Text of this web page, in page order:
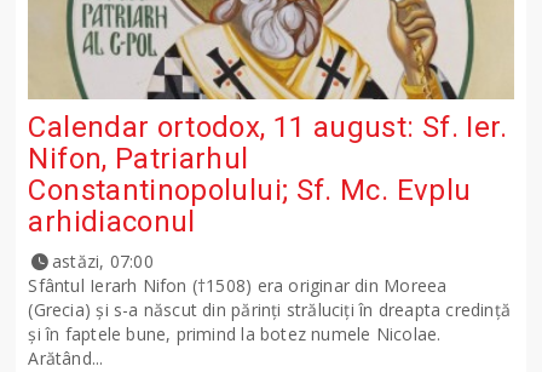
Calendar ortodox, 11 august: Sf. Ier.
Nifon, Patriarhul
Constantinopolului; Sf. Mc. Evplu
arhidiaconul
astăzi, 07:00
Sfântul Ierarh Nifon (†1508) era originar din Moreea
(Grecia) şi s-a născut din părinţi străluciţi în dreapta credinţă
şi în faptele bune, primind la botez numele Nicolae.
Arătând...